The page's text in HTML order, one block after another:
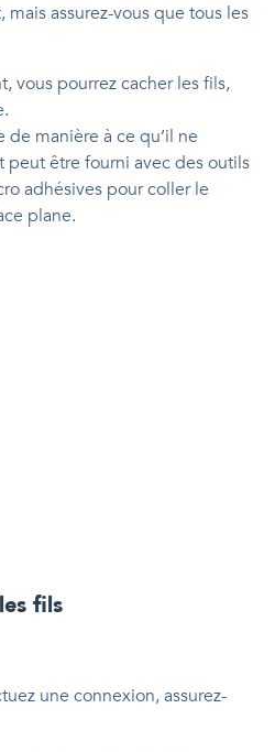
assurez-vous que tous les
vous pourrez cacher les fils,
manière à ce qu’il ne
être fourni avec des outils
adhésives pour coller le
plane.
fils
une connexion, assurez-